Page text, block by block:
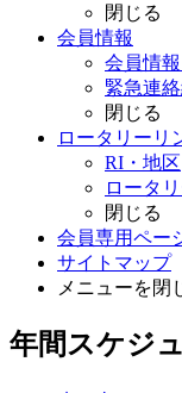
閉じる
会員情報
会員情
緊急連
閉じる
ロータリーリ
RI・地区
ロータ
閉じる
会員専用ペー
サイトマップ
メニューを閉
年間スケジ